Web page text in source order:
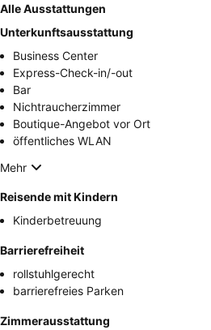
Alle Ausstattungen
Unterkunftsausstattung
Business Center
Express-Check-in/-out
Bar
Nichtraucherzimmer
Boutique-Angebot vor Ort
öffentliches WLAN
Mehr
Reisende mit Kindern
Kinderbetreuung
Barrierefreiheit
rollstuhlgerecht
barrierefreies Parken
Zimmerausstattung